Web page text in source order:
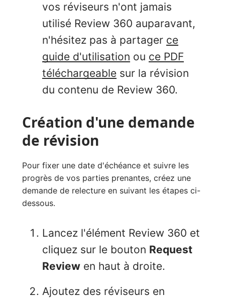
vos réviseurs n'ont jamais
utilisé Review 360 auparavant,
n'hésitez pas à partager ce
guide d'utilisation ou ce PDF
téléchargeable sur la révision
du contenu de Review 360.
Création d'une demande
de révision
Pour fixer une date d'échéance et suivre les
progrès de vos parties prenantes, créez une
demande de relecture en suivant les étapes ci-
dessous.
Lancez l'élément Review 360 et
cliquez sur le bouton Request
Review en haut à droite.
Ajoutez des réviseurs en